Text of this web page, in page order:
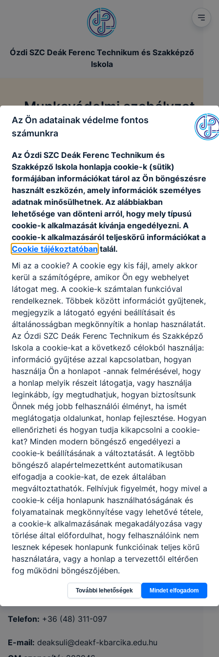
Ózdi SZC Deák Ferenc Technikum és Szakképző
Iskola
Munkavédelmi szabályzat
Főoldal /
Munkavédelmi szabályzat
Az iskola munkavédelmi szabályzatát itt tekintheti
meg.
Partnereink
Ózdi SZC Deák Ferenc Technikum és
Szakképző Iskola
3700 Kazincbarcika Herbolyai u. 9.
Telefon: +36 (48) 311-097
E-mail: deaksuli@deakf-kbarcika.edu.hu
Az Ön adatainak védelme fontos
számunkra
Az Ózdi SZC Deák Ferenc Technikum és
Szakképző Iskola honlapja cookie-k (sütik)
formájában információkat tárol az Ön böngészésre
használt eszközén, amely információk személyes
adatnak minősülhetnek. Az alábbiakban
lehetősége van dönteni arról, hogy mely típusú
cookie-k alkalmazását kívánja engedélyezni. A
cookie-k alkalmazásáról teljeskörű információkat a
Cookie tájékoztatóban talál.
Mi az a cookie? A cookie egy kis fájl, amely akkor
kerül a számítógépre, amikor Ön egy webhelyet
látogat meg. A cookie-k számtalan funkcióval
rendelkeznek. Többek között információt gyűjtenek,
megjegyzik a látogató egyéni beállításait és
általánosságban megkönnyítik a honlap használatát.
Az Ózdi SZC Deák Ferenc Technikum és Szakképző
Iskola a cookie-kat a következő célokból használja:
információ gyűjtése azzal kapcsolatban, hogyan
használja Ön a honlapot -annak felmérésével, hogy
a honlap melyik részeit látogatja, vagy használja
leginkább, így megtudhatjuk, hogyan biztosítsunk
Önnek még jobb felhasználói élményt, ha ismét
meglátogatja oldalunkat, honlap fejlesztése. Hogyan
ellenőrizheti és hogyan tudja kikapcsolni a cookie-
kat? Minden modern böngésző engedélyezi a
cookie-k beállításának a változtatását. A legtöbb
böngésző alapértelmezettként automatikusan
elfogadja a cookie-kat, de ezek általában
megváltoztathatók. Felhívjuk figyelmét, hogy mivel a
cookie-k célja honlapunk használhatóságának és
folyamatainak megkönnyítése vagy lehetővé tétele,
a cookie-k alkalmazásának megakadályozása vagy
törlése által előfordulhat, hogy felhasználóink nem
lesznek képesek honlapunk funkcióinak teljes körű
használatára, vagy a honlap a tervezettől eltérően
fog működni böngészőjében.
További lehetőségek Mindet elfogadom